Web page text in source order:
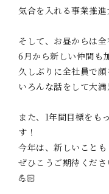
気合を入れる事業推進
そして、お昼からは
6月から新しい仲間も
久しぶりに全社員で
いろんな話をして大
また、1年間目標をも
す！
今年は、新しいこと
ぜひこうご期待くだ
💪🏻